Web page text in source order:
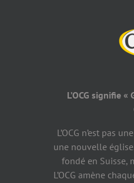
L’OCG signifie
L’OCG n’est pas
une nouvelle
fondé en Suisse,
L’OCG amène